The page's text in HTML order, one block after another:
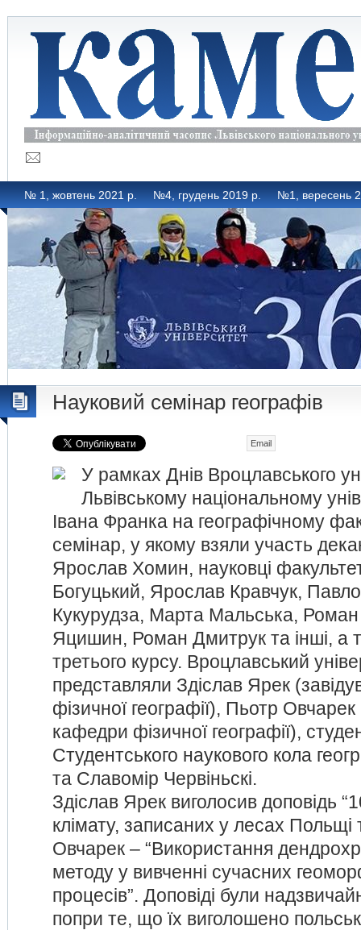
№ 1, жовтень 2021 р. №4, грудень 2019 р. №1, вересень
Науковий семінар географів
Email
У рамках Днів Вроцлавського
Львівському національному
Івана Франка на географічному
семінар, у якому взяли участь
Ярослав Хомин, науковці
Богуцький, Ярослав Кравчук,
Кукурудза, Марта Мальська, Роман
Яцишин, Роман Дмитрук та інші, а
третього курсу. Вроцлавський
представляли Здіслав Ярек
фізичної географії), Пьотр
кафедри фізичної географії),
Студентського наукового кола
та Славомір Червіньскі.
Здіслав Ярек виголосив доповідь
клімату, записаних у лесах Польщі
Овчарек – “Використання
методу у вивченні сучасних
процесів”. Доповіді були
попри те, що їх виголошено